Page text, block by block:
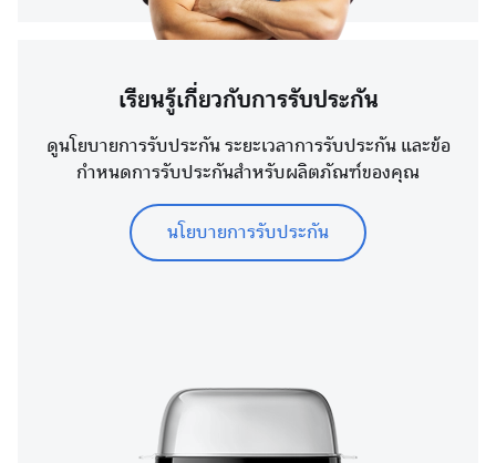
เรียนรู้เกี่ยวกับการรับประกัน
ดูนโยบายการรับประกัน ระยะเวลาการรับประกัน และข้อ
กำหนดการรับประกันสำหรับผลิตภัณฑ์ของคุณ
นโยบายการรับประกัน